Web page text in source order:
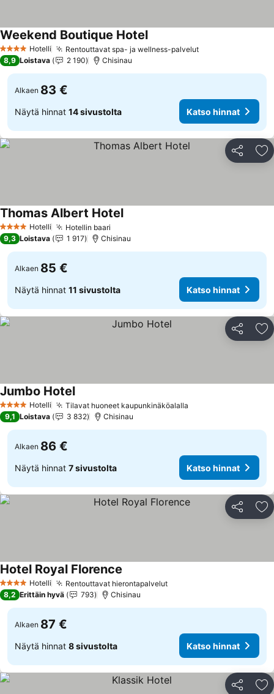
4 Tähtiluokitus
Hotelli Rentouttavat spa- ja wellness-palvelut
Weekend Boutique Hotel
8,9 Loistava 2 190 Chisinau
Alkaen 83 €
Näytä hinnat 14 sivustolta Katso hinnat
Jaa
4 Tähtiluokitus
Hotelli Hotellin baari
Thomas Albert Hotel
9,3 Loistava 1 917 Chisinau
Alkaen 85 €
Näytä hinnat 11 sivustolta Katso hinnat
Jaa
4 Tähtiluokitus
Hotelli Tilavat huoneet kaupunkinäköalalla
Jumbo Hotel
9,1 Loistava 3 832 Chisinau
Alkaen 86 €
Näytä hinnat 7 sivustolta Katso hinnat
Jaa
4 Tähtiluokitus
Hotelli Rentouttavat hierontapalvelut
Hotel Royal Florence
8,2 Erittäin hyvä 793 Chisinau
Alkaen 87 €
Näytä hinnat 8 sivustolta Katso hinnat
Jaa